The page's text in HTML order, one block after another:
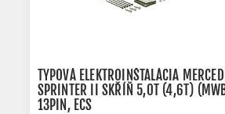
TYPOVÁ ELEKTROINŠTALÁCIA
SPRINTER II SKŘÍŇ 5,0T (4,6T)
13PIN, ECS